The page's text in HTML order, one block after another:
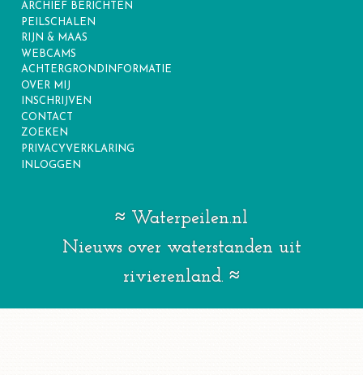
ARCHIEF BERICHTEN
PEILSCHALEN
RIJN & MAAS
WEBCAMS
ACHTERGRONDINFORMATIE
OVER MIJ
INSCHRIJVEN
CONTACT
ZOEKEN
PRIVACYVERKLARING
INLOGGEN
Waterpeilen.nl
Nieuws over waterstanden uit
rivierenland.